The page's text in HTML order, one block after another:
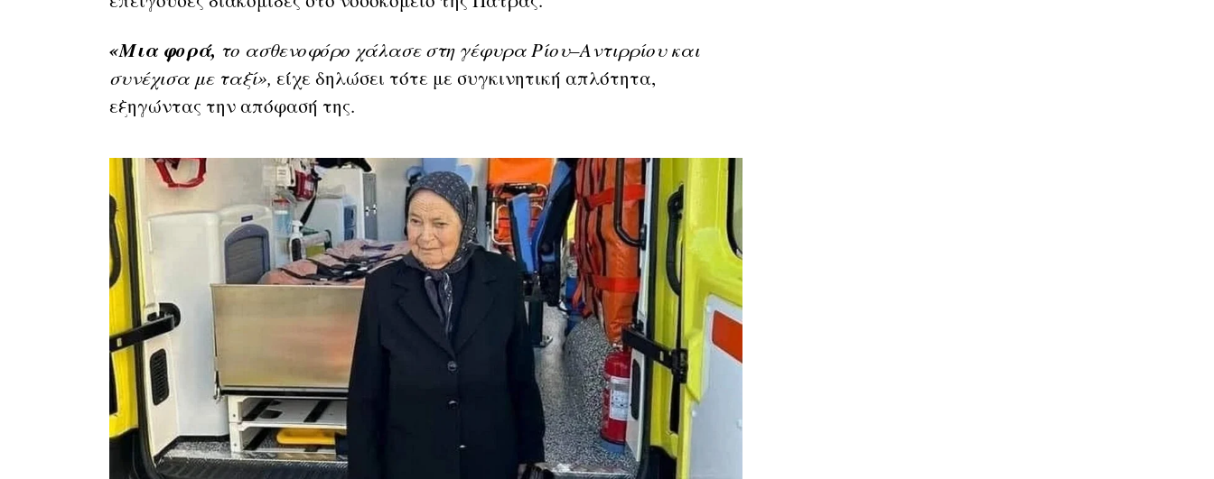
«Μια φορά, το ασθενοφόρο χάλασε στη γέφυρα Ρίου–Αντιρρίου και
συνέχισα με ταξί», είχε δηλώσει τότε με συγκινητική απλότητα,
εξηγώντας την απόφασή της.